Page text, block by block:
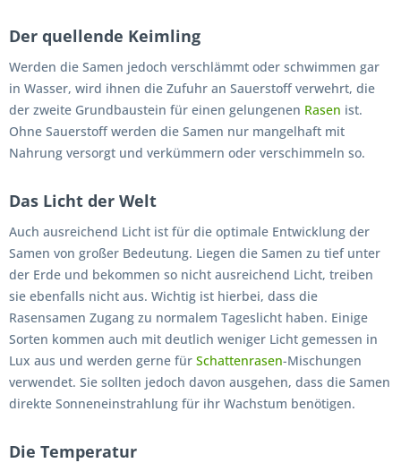
Der quellende Keimling
Werden die Samen jedoch verschlämmt oder schwimmen gar
in Wasser, wird ihnen die Zufuhr an Sauerstoff verwehrt, die
der zweite Grundbaustein für einen gelungenen Rasen ist.
Ohne Sauerstoff werden die Samen nur mangelhaft mit
Nahrung versorgt und verkümmern oder verschimmeln so.
Das Licht der Welt
Auch ausreichend Licht ist für die optimale Entwicklung der
Samen von großer Bedeutung. Liegen die Samen zu tief unter
der Erde und bekommen so nicht ausreichend Licht, treiben
sie ebenfalls nicht aus. Wichtig ist hierbei, dass die
Rasensamen Zugang zu normalem Tageslicht haben. Einige
Sorten kommen auch mit deutlich weniger Licht gemessen in
Lux aus und werden gerne für Schattenrasen-Mischungen
verwendet. Sie sollten jedoch davon ausgehen, dass die Samen
direkte Sonneneinstrahlung für ihr Wachstum benötigen.
Die Temperatur